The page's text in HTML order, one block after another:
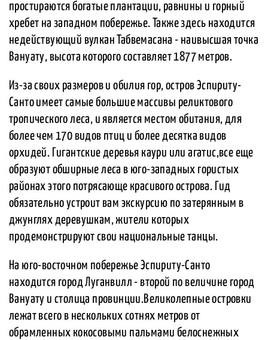
простираются богатые плантации, равнины и горный
хребет на западном побережье. Также здесь находится
недействующий вулкан Табвемасана - наивысшая точка
Вануату, высота которого составляет 1877 метров.
Из-за своих размеров и обилия гор, остров Эспириту-
Санто имеет самые большие массивы реликтового
тропического леса, и является местом обитания, для
более чем 170 видов птиц и более десятка видов
орхидей. Гигантские деревья каури или агатис,все еще
образуют обширные леса в юго-западных гористых
районах этого потрясающе красивого острова. Гид
обязательно устроит вам экскурсию по затерянным в
джунглях деревушкам, жители которых
продемонстрируют свои национальные танцы.
На юго-восточном побережье Эспириту-Санто
находится город Луганвилл - второй по величине город
Вануату и столица провинции.Великолепные островки
лежат всего в нескольких сотнях метров от
обрамленных кокосовыми пальмами белоснежных